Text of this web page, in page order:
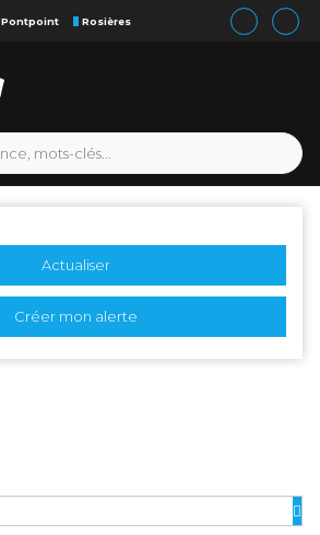
Pontpoint Rosières
Actualiser
Créer mon alerte